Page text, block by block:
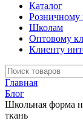
Каталог
Розничному
Школам
Оптовому
Клиенту
Главная
Блог
Школьная форма
ткань